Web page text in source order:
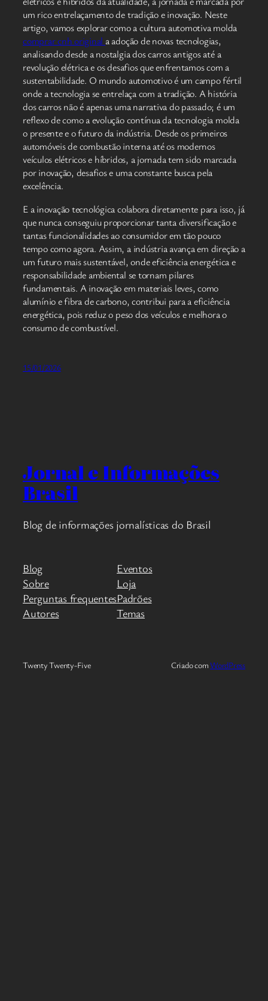
um rico entrelaçamento de tradição e inovação. Neste
artigo, vamos explorar como a cultura automotiva molda
comprar cnh original a adoção de novas tecnologias,
analisando desde a nostalgia dos carros antigos até a
revolução elétrica e os desafios que enfrentamos com a
sustentabilidade. O mundo automotivo é um campo fértil
onde a tecnologia se entrelaça com a tradição. A história
dos carros não é apenas uma narrativa do passado; é um
reflexo de como a evolução contínua da tecnologia molda
o presente e o futuro da indústria. Desde os primeiros
automóveis de combustão interna até os modernos
veículos elétricos e híbridos, a jornada tem sido marcada
por inovação, desafios e uma constante busca pela
excelência.
E a inovação tecnológica colabora diretamente para isso, já
que nunca conseguiu proporcionar tanta diversificação e
tantas funcionalidades ao consumidor em tão pouco
tempo como agora. Assim, a indústria avança em direção a
um futuro mais sustentável, onde eficiência energética e
responsabilidade ambiental se tornam pilares
fundamentais. A inovação em materiais leves, como
alumínio e fibra de carbono, contribui para a eficiência
energética, pois reduz o peso dos veículos e melhora o
consumo de combustível.
15/01/2026
Jornal e Informações
Brasil
Blog de informações jornalísticas do Brasil
Blog
Sobre
Perguntas frequentes
Autores
Eventos
Loja
Padrões
Temas
Twenty Twenty-Five Criado com WordPress